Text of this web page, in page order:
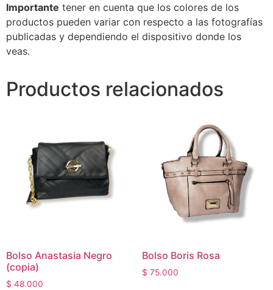
Importante tener en cuenta que los colores de los
productos pueden variar con respecto a las fotografías
publicadas y dependiendo el dispositivo donde los
veas.
Productos relacionados
Bolso Anastasia Negro
(copia)
$ 48.000
Bolso Boris Rosa
$ 75.000